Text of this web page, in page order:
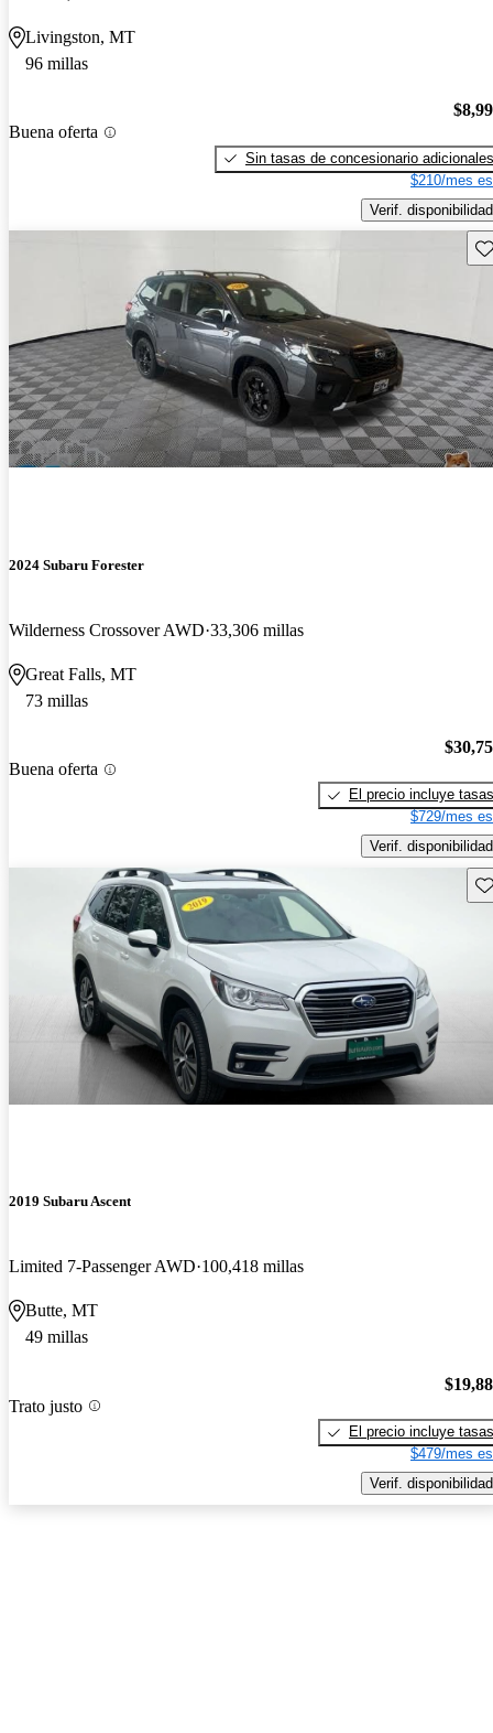
Livingston, MT
96 millas
Buena oferta
Sin tasas de concesionario adicionales
$210/mes
Verif. disponibilidad
2024 Subaru Forester
Wilderness Crossover AWD 33,306 millas
Great Falls, MT
73 millas
Buena oferta
El precio incluye tasas
$729/mes
Verif. disponibilidad
2019 Subaru Ascent
Limited 7-Passenger AWD 100,418 millas
Butte, MT
49 millas
Trato justo
El precio incluye tasas
$479/mes
Verif. disponibilidad